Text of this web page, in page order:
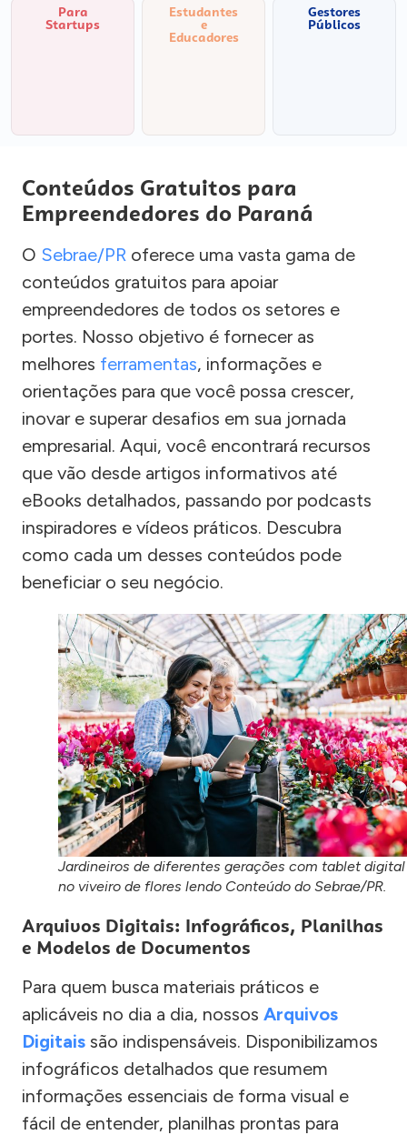
Para
Startups
Estudantes
e
Educadores
Gestores
Públicos
Conteúdos Gratuitos para
Empreendedores do Paraná
O Sebrae/PR oferece uma vasta gama de
conteúdos gratuitos para apoiar
empreendedores de todos os setores e
portes. Nosso objetivo é fornecer as
melhores ferramentas, informações e
orientações para que você possa crescer,
inovar e superar desafios em sua jornada
empresarial. Aqui, você encontrará recursos
que vão desde artigos informativos até
eBooks detalhados, passando por podcasts
inspiradores e vídeos práticos. Descubra
como cada um desses conteúdos pode
beneficiar o seu negócio.
Jardineiros de diferentes gerações com tablet digital
no viveiro de flores lendo Conteúdo do Sebrae/PR.
Arquivos Digitais: Infográficos, Planilhas
e Modelos de Documentos
Para quem busca materiais práticos e
aplicáveis no dia a dia, nossos Arquivos
Digitais são indispensáveis. Disponibilizamos
infográficos detalhados que resumem
informações essenciais de forma visual e
fácil de entender, planilhas prontas para